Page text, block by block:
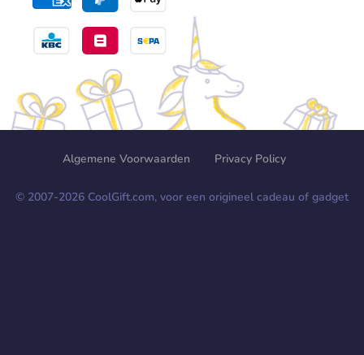
Algemene Voorwaarden Privacy Policy
© 2007-2026 CoolGift.com, voor een origineel cadeau of gadget